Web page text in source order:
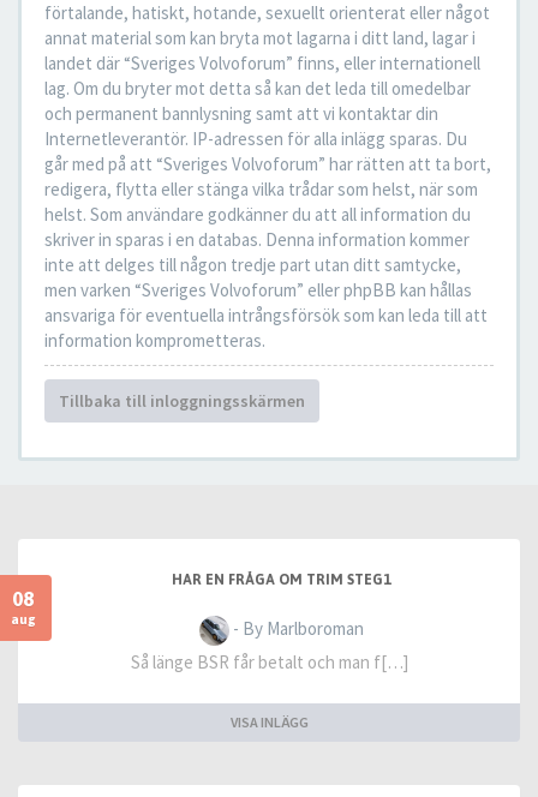
förtalande, hatiskt, hotande, sexuellt orienterat eller något
annat material som kan bryta mot lagarna i ditt land, lagar i
landet där “Sveriges Volvoforum” finns, eller internationell
lag. Om du bryter mot detta så kan det leda till omedelbar
och permanent bannlysning samt att vi kontaktar din
Internetleverantör. IP-adressen för alla inlägg sparas. Du
går med på att “Sveriges Volvoforum” har rätten att ta bort,
redigera, flytta eller stänga vilka trådar som helst, när som
helst. Som användare godkänner du att all information du
skriver in sparas i en databas. Denna information kommer
inte att delges till någon tredje part utan ditt samtycke,
men varken “Sveriges Volvoforum” eller phpBB kan hållas
ansvariga för eventuella intrångsförsök som kan leda till att
information komprometteras.
Tillbaka till inloggningsskärmen
08
aug
HAR EN FRÅGA OM TRIM STEG1
- By Marlboroman
Så länge BSR får betalt och man f[…]
VISA INLÄGG